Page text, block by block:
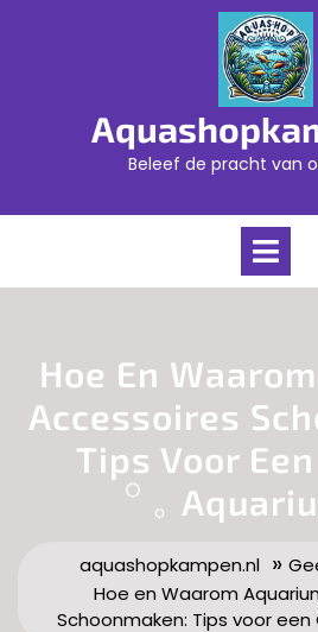
Beleef de pracht van
Hoe En
Accessoires
Tips Voor
aquashopkampen.nl »
Hoe en Waarom
Schoonmaken: Tips voor